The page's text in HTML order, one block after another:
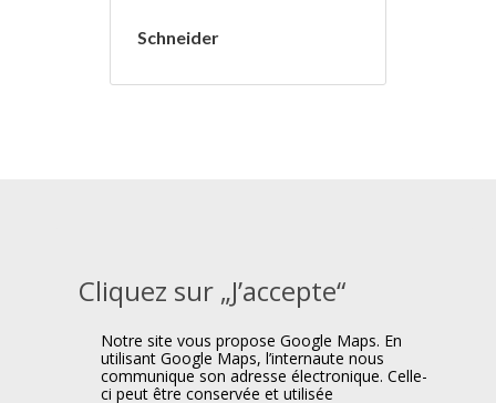
Schneider
Cliquez sur „J’accepte“
Notre site vous propose Google Maps. En
utilisant Google Maps, l’internaute nous
communique son adresse électronique. Celle-
ci peut être conservée et utilisée